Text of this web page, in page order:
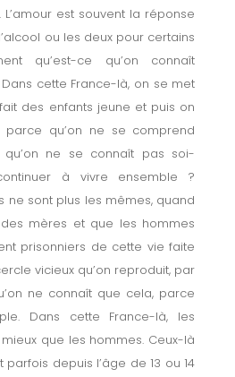
est souvent la réponse
ou les deux pour certains
qu’est-ce qu’on connaît
cette France-là, on se met
des enfants jeune et puis on
qu’on ne se comprend
ne se connaît pas soi-
à vivre ensemble ?
ne sont plus les mêmes, quand
mères et que les hommes
prisonniers de cette vie faite
vicieux qu’on reproduit, par
ne connaît que cela, parce
Dans cette France-là, les
que les hommes. Ceux-là
depuis l’âge de 13 ou 14